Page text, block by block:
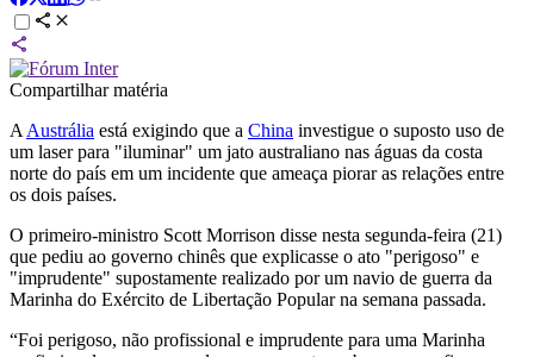
Compartilhar matéria
A Austrália está exigindo que a China investigue o suposto uso de
um laser para "iluminar" um jato australiano nas águas da costa
norte do país em um incidente que ameaça piorar as relações entre
os dois países.
O primeiro-ministro Scott Morrison disse nesta segunda-feira (21)
que pediu ao governo chinês que explicasse o ato "perigoso" e
"imprudente" supostamente realizado por um navio de guerra da
Marinha do Exército de Libertação Popular na semana passada.
“Foi perigoso, não profissional e imprudente para uma Marinha